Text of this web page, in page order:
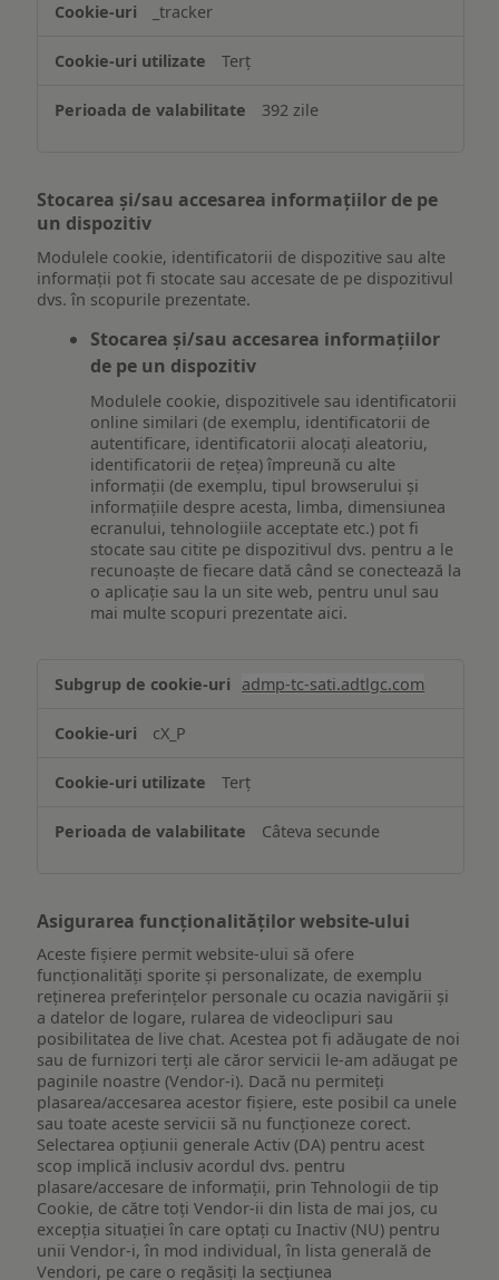
_tracker
Terț
392 zile
Stocarea și/sau accesarea informațiilor de pe
un dispozitiv
Modulele cookie, identificatorii de dispozitive sau alte
informații pot fi stocate sau accesate de pe dispozitivul
dvs. în scopurile prezentate.
Stocarea și/sau accesarea informațiilor
de pe un dispozitiv
Modulele cookie, dispozitivele sau identificatorii
online similari (de exemplu, identificatorii de
autentificare, identificatorii alocați aleatoriu,
identificatorii de rețea) împreună cu alte
informații (de exemplu, tipul browserului și
informațiile despre acesta, limba, dimensiunea
ecranului, tehnologiile acceptate etc.) pot fi
stocate sau citite pe dispozitivul dvs. pentru a le
recunoaște de fiecare dată când se conectează la
o aplicație sau la un site web, pentru unul sau
mai multe scopuri prezentate aici.
și/sau
informațiilor
pe
dispozitiv
admp-tc-sati.adtlgc.com
cX_P
Terț
Câteva secunde
Asigurarea funcționalităților website-ului
Aceste fișiere permit website-ului să ofere
funcționalități sporite și personalizate, de exemplu
reţinerea preferinţelor personale cu ocazia navigării și
a datelor de logare, rularea de videoclipuri sau
posibilitatea de live chat. Acestea pot fi adăugate de noi
sau de furnizori terți ale căror servicii le-am adăugat pe
paginile noastre (Vendor-i). Dacă nu permiteți
plasarea/accesarea acestor fișiere, este posibil ca unele
sau toate aceste servicii să nu funcționeze corect.
Selectarea opțiunii generale Activ (DA) pentru acest
scop implică inclusiv acordul dvs. pentru
plasare/accesare de informații, prin Tehnologii de tip
Cookie, de către toți Vendor-ii din lista de mai jos, cu
excepția situației în care optați cu Inactiv (NU) pentru
unii Vendor-i, în mod individual, în lista generală de
Vendori, pe care o regăsiți la secțiunea